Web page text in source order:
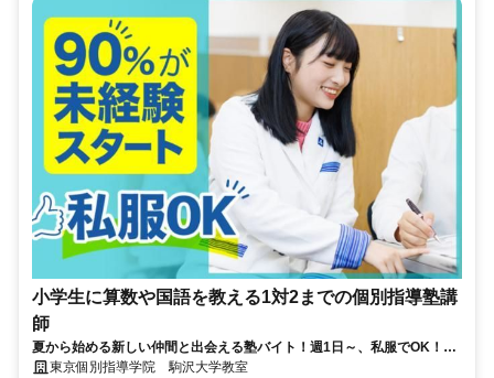
小学生に算数や国語を教える1対2までの個別指導塾講
師
夏から始める新しい仲間と出会える塾バイト！週1日～、私服でOK！テ
ストや帰省なども調整可能！
東京個別指導学院 駒沢大学教室